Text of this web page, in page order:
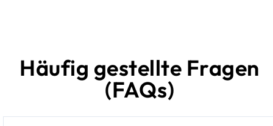
Häufig gestellte Fragen
(FAQs)